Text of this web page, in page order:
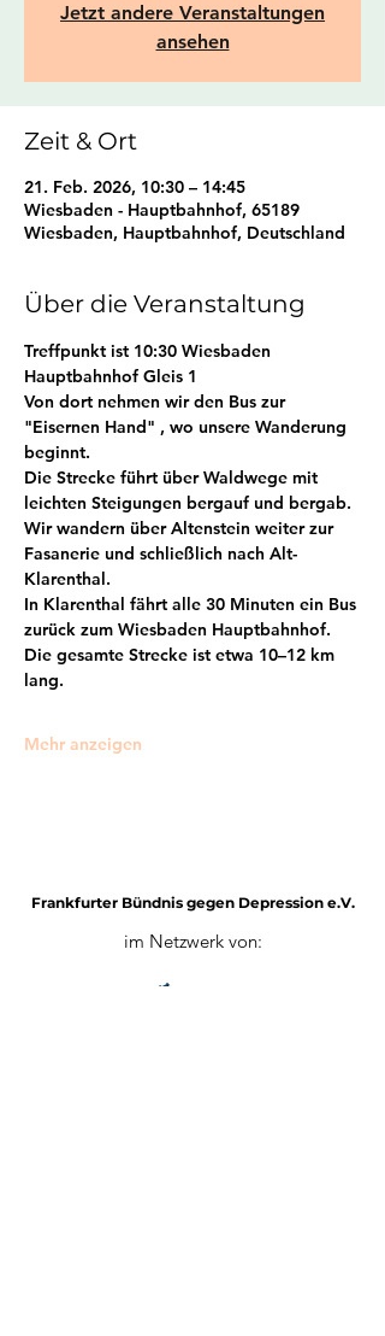
Jetzt andere Veranstaltungen
ansehen
Zeit & Ort
21. Feb. 2026, 10:30 – 14:45
Wiesbaden - Hauptbahnhof, 65189
Wiesbaden, Hauptbahnhof, Deutschland
Über die Veranstaltung
Treffpunkt ist 10:30 Wiesbaden
Hauptbahnhof Gleis 1
Von dort nehmen wir den Bus zur
"Eisernen Hand" , wo unsere Wanderung
beginnt.
Die Strecke führt über Waldwege mit
leichten Steigungen bergauf und bergab.
Wir wandern über Altenstein weiter zur
Fasanerie und schließlich nach Alt-
Klarenthal.
In Klarenthal fährt alle 30 Minuten ein Bus
zurück zum Wiesbaden Hauptbahnhof.
Die gesamte Strecke ist etwa 10–12 km
lang.
Mehr anzeigen
Frankfurter Bündnis gegen Depression e.V.
im Netzwerk von: